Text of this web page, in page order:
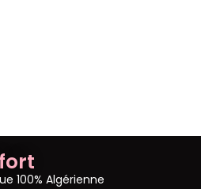
100% Algérienne